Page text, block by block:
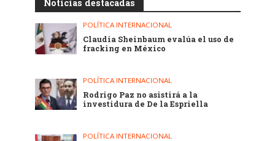
Noticias destacadas
POLÍTICA INTERNACIONAL
Claudia Sheinbaum evalúa el uso de
fracking en México
POLÍTICA INTERNACIONAL
Rodrigo Paz no asistirá a la
investidura de De la Espriella
POLÍTICA INTERNACIONAL